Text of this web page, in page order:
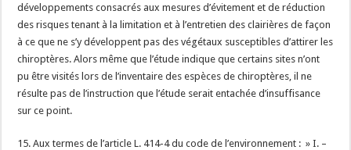
développements consacrés aux mesures d’évitement et de réduction
des risques tenant à la limitation et à l’entretien des clairières de façon
à ce que ne s’y développent pas des végétaux susceptibles d’attirer les
chiroptères. Alors même que l’étude indique que certains sites n’ont
pu être visités lors de l’inventaire des espèces de chiroptères, il ne
résulte pas de l’instruction que l’étude serait entachée d’insuffisance
sur ce point.
15. Aux termes de l’article L. 414-4 du code de l’environnement : » I. –